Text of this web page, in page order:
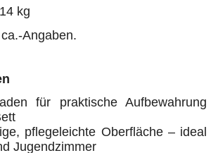
kg
Angaben.
für praktische Aufbewahrung
pflegeleichte Oberfläche – ideal
Jugendzimmer